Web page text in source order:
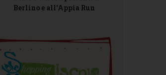
Berlino e all'Appia Run